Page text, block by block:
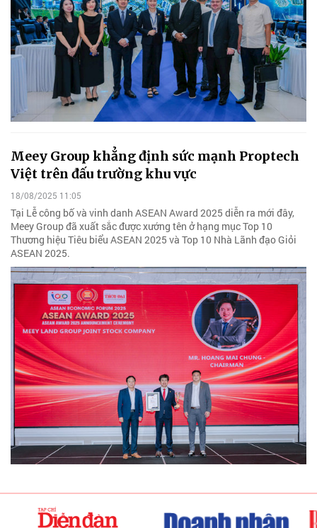
Meey Group khẳng định sức mạnh Proptech
Việt trên đấu trường khu vực
18/08/2025 11:05
Tại Lễ công bố và vinh danh ASEAN Award 2025 diễn ra mới đây,
Meey Group đã xuất sắc được xướng tên ở hạng mục Top 10
Thương hiệu Tiêu biểu ASEAN 2025 và Top 10 Nhà Lãnh đạo Giỏi
ASEAN 2025.